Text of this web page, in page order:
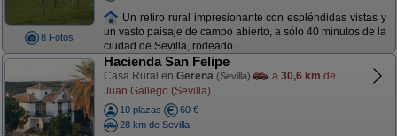
8 Fotos
Un retiro rural impresionante con espléndidas vistas y
un vasto paisaje de campo abierto, a sólo 40 minutos de la
ciudad de Sevilla, rodeado ...
Hacienda San Felipe
Casa Rural en Gerena (Sevilla) a 30,6 km de
Juan Gallego (Sevilla)
10 plazas
60 €
28 km de Sevilla